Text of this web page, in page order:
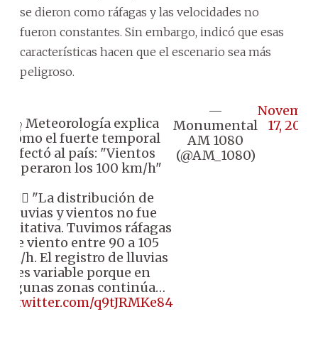
se dieron como ráfagas y las velocidades no
fueron constantes. Sin embargo, indicó que esas
características hacen que el escenario sea más
peligroso.
⛈️ Meteorología explica
cómo el fuerte temporal
afectó al país: "Vientos
superaron los 100 km/h"
👉🏼 "La distribución de
lluvias y vientos no fue
Tuvimos ráfagas
de viento entre 90 a 105
km/h. El registro de lluvias
es variable porque en
algunas zonas continúa…
q9tJRMKe84
—
Monumental
AM 1080
(@AM_1080)
17, 2025